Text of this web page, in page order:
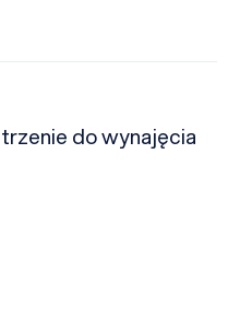
do wynajęcia